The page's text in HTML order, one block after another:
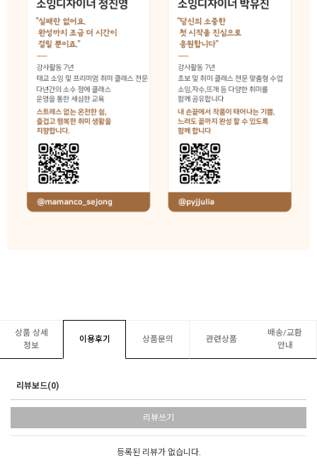
상품 상세
정보
이용후기 상품문의 관련상품
배송/교환
안내
리뷰보드(0)
리뷰쓰기
등록된 리뷰가 없습니다.